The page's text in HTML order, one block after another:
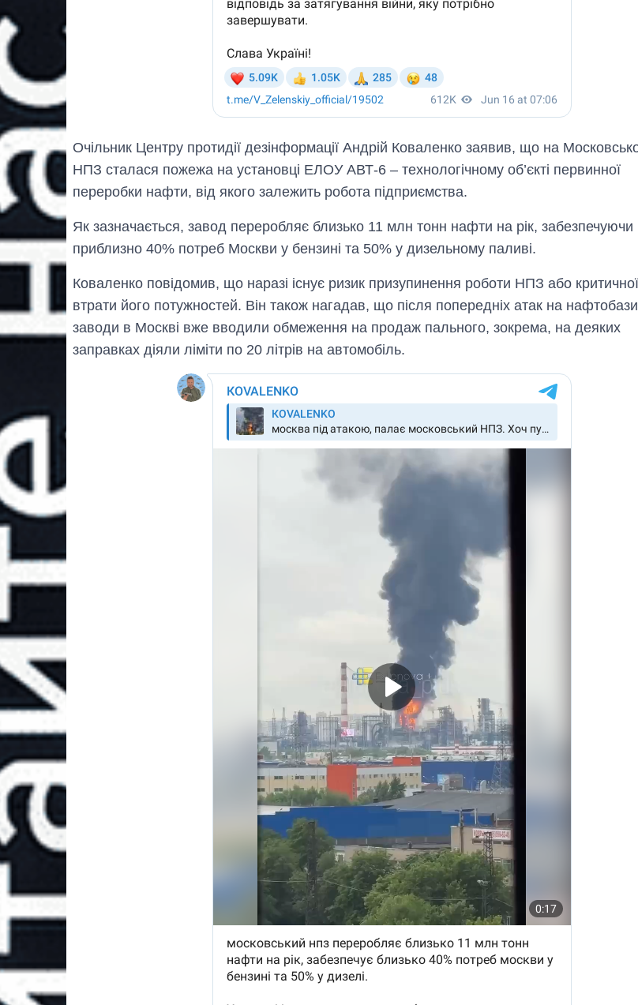
Очільник Центру протидії дезінформації Андрій Коваленко заявив, що на
НПЗ сталася пожежа на установці ЕЛОУ АВТ-6 – технологічному об’єкті первинної
переробки нафти, від якого залежить робота підприємства.
Як зазначається, завод переробляє близько 11 млн тонн нафти на рік, забезпечуючи
приблизно 40% потреб Москви у бензині та 50% у дизельному паливі.
Коваленко повідомив, що наразі існує ризик призупинення роботи НПЗ або критичної
втрати його потужностей. Він також нагадав, що після попередніх атак на
заводи в Москві вже вводили обмеження на продаж пального, зокрема, на деяких
заправках діяли ліміти по 20 літрів на автомобіль.